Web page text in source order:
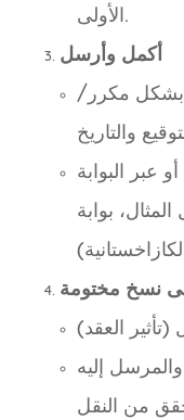
الأولى.
أكمل وأرسل
بشكل مكرر/
عبر البوابة
بوابة
نسخ مختومة
إليه
من النقل